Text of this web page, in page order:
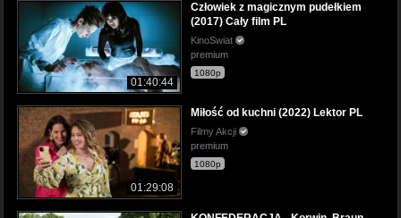
01:40:44
Człowiek z magicznym pudełkiem
(2017) Cały film PL
KinoSwiat
premium
1080p
01:29:08
Miłość od kuchni (2022) Lektor PL
Filmy Akcji
premium
1080p